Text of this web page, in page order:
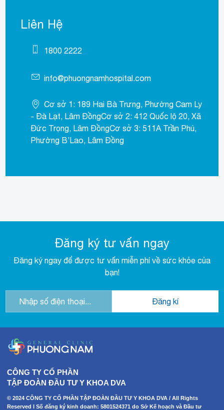
Liên Hệ
1800 2222
info@phuongnamhospital.com
Cơ sở 1: 189 Hai Bà Trưng, Phường Cam Ly
- Đà Lạt, Lâm ĐồngCơ sở 2: 412 Quốc lộ 20, Xã
Đức Trọng, Lâm ĐồngCơ sở 3: 511A Trần Phú,
Phường B’Lao, Lâm Đồng
Đăng ký tư vấn ngay
Đăng ký ngay để được tư vấn miễn phí về sức khỏe của
bạn!
CÔNG TY CỔ PHẦN
TẬP ĐOÀN ĐẦU TƯ Y KHOA DVA
© 2024 CÔNG TY CỔ PHẦN TẬP ĐOÀN ĐẦU TƯ Y KHOA DVA / All Rights
Reserved I Số đăng ký kinh doanh: 5801524371 do Sở Kế hoạch và Đầu tư